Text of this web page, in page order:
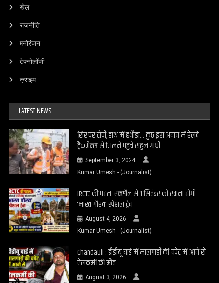
खेल
राजनीति
मनोरंजन
टेक्नोलॉजी
क्राइम
LATEST NEWS
सिर पर टोपी, हाथ में हथौड़ा… कुछ इस अंदाज में रेलवे
ट्रैकमैन्स से मिलने पहुंचे राहुल गांधी
September 3, 2024
Kumar Umesh - (Journalist)
IRCTC की पहल: रक्सौल से 1 सितंबर को रवाना होगी
‘भारत गौरव’ स्पेशल ट्रेन
August 4, 2026
Kumar Umesh - (Journalist)
Chandauli : डीडीयू यार्ड में मालगाड़ी की चपेट में आने से
रेलकर्मी की मौत
August 3, 2026